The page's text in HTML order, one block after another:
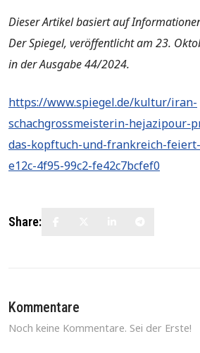
Dieser Artikel basiert auf
Der Spiegel, veröffentlicht am 23.
in der Ausgabe 44/2024.
https://www.spiegel.de/kultur/iran-
schachgrossmeisterin-hejazipour-
das-kopftuch-und-frankreich-
e12c-4f95-99c2-fe42c7bcfef0
Share:
Kommentare
Noch keine Kommentare. Sei der Erste!